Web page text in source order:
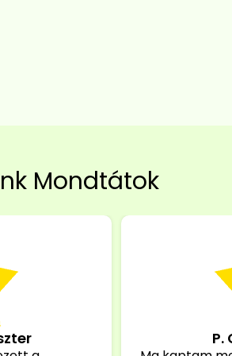
Mondtátok
P.